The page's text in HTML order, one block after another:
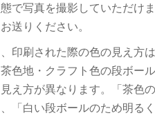
で写真を撮影していただけ
送りください。
印刷された際の色の見え方
色地・クラフト色の段ボー
え方が異なります。「茶色
「白い段ボールのため明る